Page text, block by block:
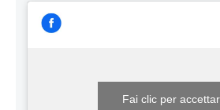
Fai clic per